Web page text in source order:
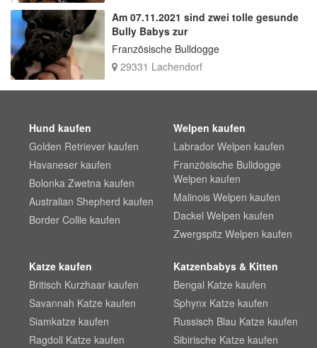
Am 07.11.2021 sind zwei tolle gesunde
Bully Babys zur
Französische Bulldogge
29331 Lachendorf
Hund kaufen
Golden Retriever kaufen
Havaneser kaufen
Bolonka Zwetna kaufen
Australian Shepherd kaufen
Border Collie kaufen
Welpen kaufen
Labrador Welpen kaufen
Französische Bulldogge
Welpen kaufen
Malinois Welpen kaufen
Dackel Welpen kaufen
Zwergspitz Welpen kaufen
Katze kaufen
Britisch Kurzhaar kaufen
Savannah Katze kaufen
Siamkatze kaufen
Ragdoll Katze kaufen
Katzenbabys & Kitten
Bengal Katze kaufen
Sphynx Katze kaufen
Russisch Blau Katze kaufen
Sibirische Katze kaufen